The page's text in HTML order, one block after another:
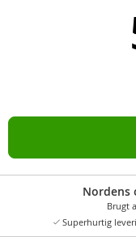
Nordens
Brugt
Superhurtig